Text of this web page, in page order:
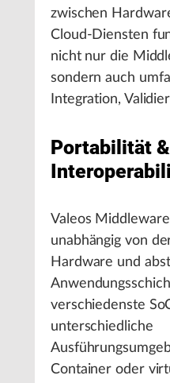
zwischen
Cloud-Diensten
nicht nur die
sondern auch
Integration,
Portabilität &
Valeos
unabhängig von
Hardware und
verschiedenste
unterschiedliche
Container oder